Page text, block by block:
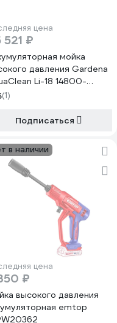
цена
521 ₽
мойка
давления Gardena
Li-18 14800-
(1)
Подписаться
в наличии
цена
₽
высокого давления
emtop